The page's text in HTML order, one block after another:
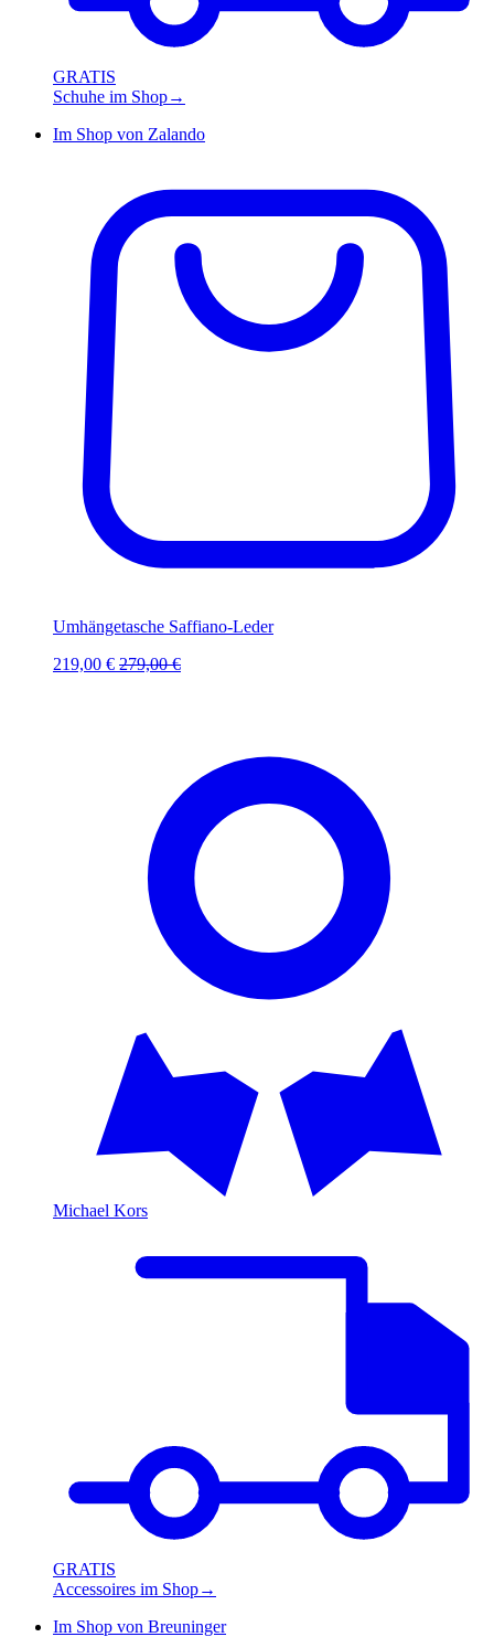
GRATIS
Schuhe im Shop→
Im Shop von Zalando
Umhängetasche Saffiano-Leder
219,00 € 279,00 €
Michael Kors
GRATIS
Accessoires im Shop→
Im Shop von Breuninger